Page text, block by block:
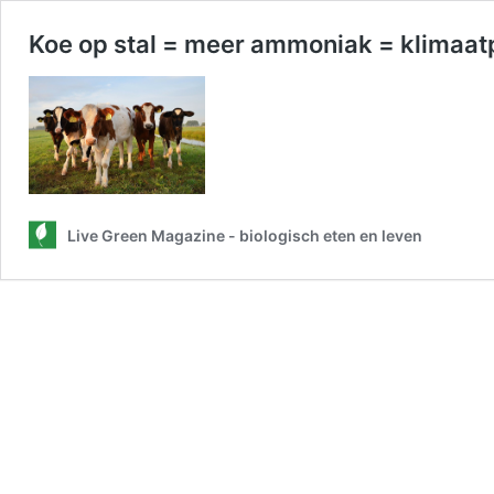
Koe op stal = meer ammoniak =
Live Green Magazine - biologisch eten en leven